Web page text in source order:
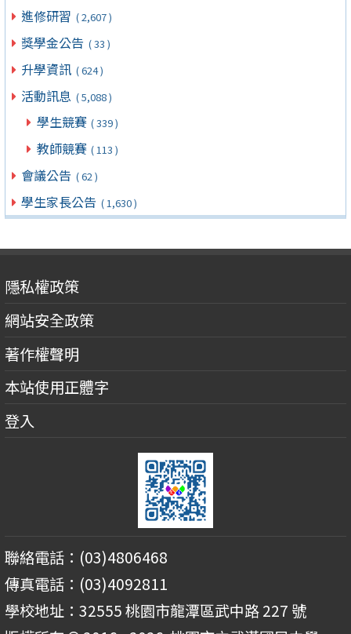
進修研習 ( 2,607 )
獎學金公告 ( 33 )
升學資訊 ( 624 )
活動訊息 ( 5,088 )
學生競賽 ( 339 )
教師競賽 ( 113 )
會議公告 ( 62 )
學生家長公告 ( 1,630 )
隱私權政策
網站安全政策
著作權聲明
本站使用正體字
登入
聯絡電話：(03)4806468
傳真電話：(03)4092811
學校地址：32555 桃園市龍潭區武中路 227 號